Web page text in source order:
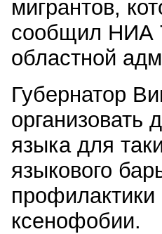
мигрантов,
сообщил НИА
областной
Губернатор
организовать
языка для
языкового
ксенофобии.